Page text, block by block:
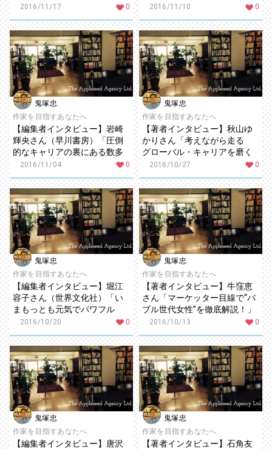
2016/11/17
ってはいけない35のルール」0 2016/11/10
ール」
0
鬼塚忠
2016/11/04
作家を目指すあなたへ
【編集者インタビュー】岩崎
輝央さん（早川書房）「圧倒
的なキャリアの裏にある数多
くの失敗談に、きっと共感し0
鬼塚忠
2016/10/27
作家を目指すあなたへ
【著者インタビュー】秋山ゆ
かりさん「考えながら走る
グローバル・キャリアを磨く
「五つの力」」
0
鬼塚忠
2016/10/20
作家を目指すあなたへ
【編集者インタビュー】堀江
容子さん（世界文化社）「い
まもっとも元気でパワフル
な“バブル世代”の女性を知れる
0
鬼塚忠
2016/10/13
作家を目指すあなたへ
【著者インタビュー】牛窪恵
さん「マーケッター目線で“バ
ブル世代女性”を徹底解説！」
0
鬼塚忠
作家を目指すあなたへ
【編集者インタビュー】唐沢
鬼塚忠
作家を目指すあなたへ
【著者インタビュー】石角友